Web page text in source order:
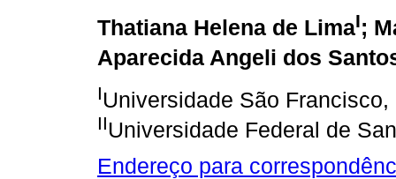
Thatiana Helena de LimaI;
Aparecida Angeli dos
IUniversidade São
IIUniversidade Federal de
Endereço para